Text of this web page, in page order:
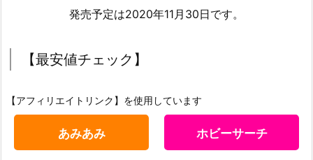
発売予定は2020年11月30日です。
【最安値チェック】
【アフィリエイトリンク】を使用しています
あみあみ ホビーサーチ